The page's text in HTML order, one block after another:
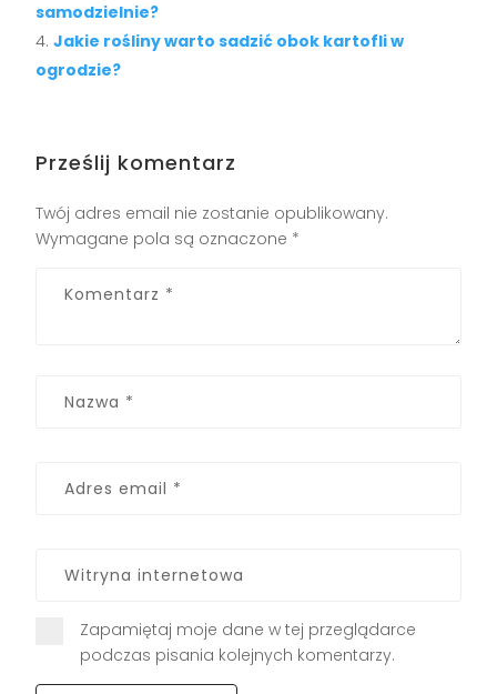
samodzielnie?
Jakie rośliny warto sadzić obok kartofli w
ogrodzie?
Prześlij komentarz
Twój adres email nie zostanie opublikowany.
Wymagane pola są oznaczone *
Zapamiętaj moje dane w tej przeglądarce
podczas pisania kolejnych komentarzy.